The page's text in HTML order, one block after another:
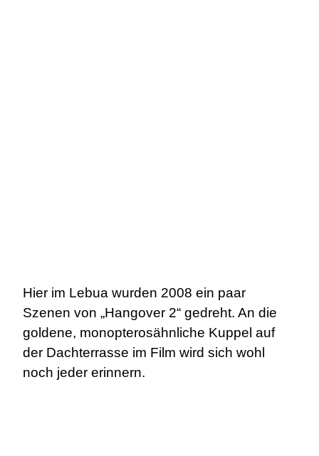
Hier im Lebua wurden 2008 ein paar
Szenen von „Hangover 2“ gedreht. An die
goldene, monopterosähnliche Kuppel auf
der Dachterrasse im Film wird sich wohl
noch jeder erinnern.